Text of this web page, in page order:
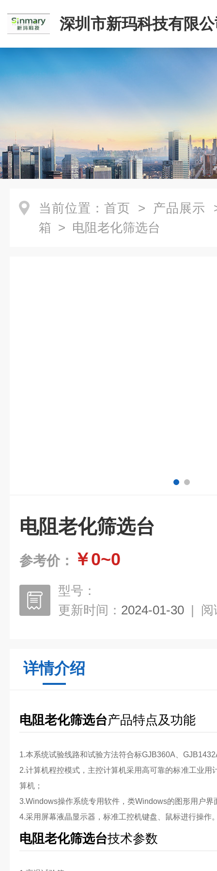
深圳市新玛科技有限
当前位置： 首页 > 产品展示
箱 > 电阻老化筛选台
电阻老化筛选台
参考价： ￥0~0
型号：
更新时间： 2024-01-30 | 阅
详情介绍
电阻老化筛选台产品特点及功能
1.本系统试验线路和试验方法符合标GJB360A、
2.计算机程控模式，主控计算机采用高可靠的标准工业用
算机；
3.Windows操作系统专用软件，类Windows的图形用户界
4.采用屏幕液晶显示器，标准工控机键盘、鼠标进行操作
电阻老化筛选台技术参数